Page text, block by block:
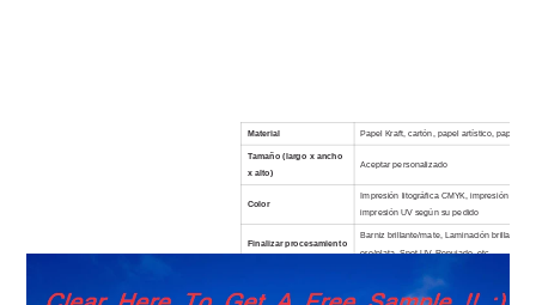
Material Papel Kraft, cartón, papel artístico, papel
Tamaño (largo x ancho
x alto)
Aceptar personalizado
Color
Impresión litográfica CMYK, impresión en
impresión UV según su pedido
Finalizar procesamiento
Barniz brillante/mate, Laminación brillante/
oro/plata, Spot UV, Repujado, etc.
Las muestras de existencias son gratuitas
Tiempo de espera 5 días hábiles para muestras; 10 días